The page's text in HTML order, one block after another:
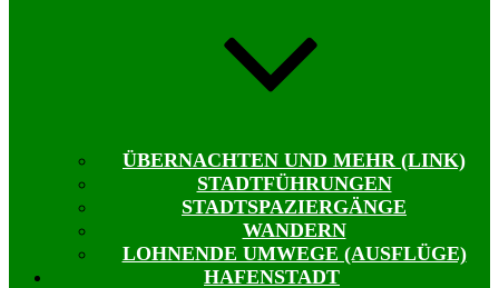
ÜBERNACHTEN UND MEHR (LINK)
STADTFÜHRUNGEN
STADTSPAZIERGÄNGE
WANDERN
LOHNENDE UMWEGE (AUSFLÜGE)
HAFENSTADT